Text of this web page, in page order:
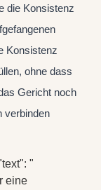
die Konsistenz
Konsistenz
ohne dass
Gericht noch
verbinden
"
eine